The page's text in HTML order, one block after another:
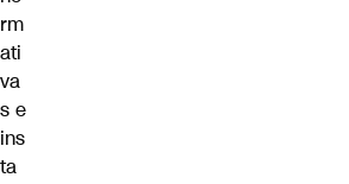
rm
ati
va
s e
ins
ta